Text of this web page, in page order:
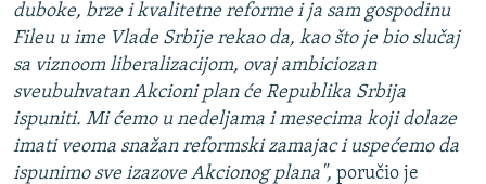
duboke, brze i kvalitetne reforme i ja sam gospodinu
Fileu u ime Vlade Srbije rekao da, kao što je bio slučaj
sa viznoom liberalizacijom, ovaj ambiciozan
sveubuhvatan Akcioni plan će Republika Srbija
ispuniti. Mi ćemo u nedeljama i mesecima koji dolaze
imati veoma snažan reformski zamajac i uspećemo da
ispunimo sve izazove Akcionog plana", poručio je